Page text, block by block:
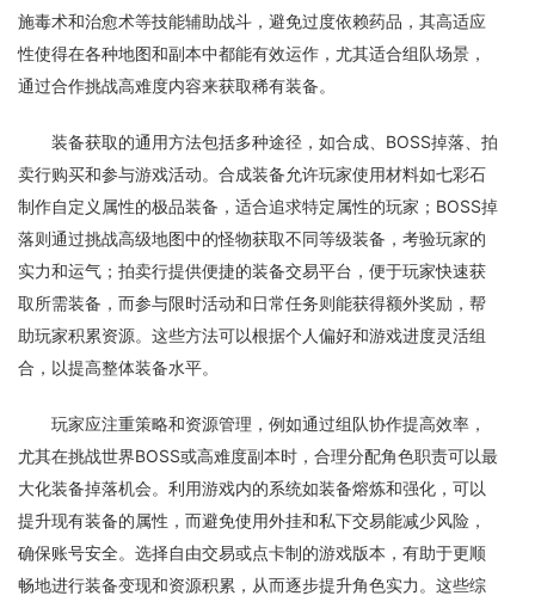
施毒术和治愈术等技能辅助战斗，避免过度依赖药品，其高适应
性使得在各种地图和副本中都能有效运作，尤其适合组队场景，
通过合作挑战高难度内容来获取稀有装备。
装备获取的通用方法包括多种途径，如合成、BOSS掉落、拍
卖行购买和参与游戏活动。合成装备允许玩家使用材料如七彩石
制作自定义属性的极品装备，适合追求特定属性的玩家；BOSS掉
落则通过挑战高级地图中的怪物获取不同等级装备，考验玩家的
实力和运气；拍卖行提供便捷的装备交易平台，便于玩家快速获
取所需装备，而参与限时活动和日常任务则能获得额外奖励，帮
助玩家积累资源。这些方法可以根据个人偏好和游戏进度灵活组
合，以提高整体装备水平。
玩家应注重策略和资源管理，例如通过组队协作提高效率，
尤其在挑战世界BOSS或高难度副本时，合理分配角色职责可以最
大化装备掉落机会。利用游戏内的系统如装备熔炼和强化，可以
提升现有装备的属性，而避免使用外挂和私下交易能减少风险，
确保账号安全。选择自由交易或点卡制的游戏版本，有助于更顺
畅地进行装备变现和资源积累，从而逐步提升角色实力。这些综